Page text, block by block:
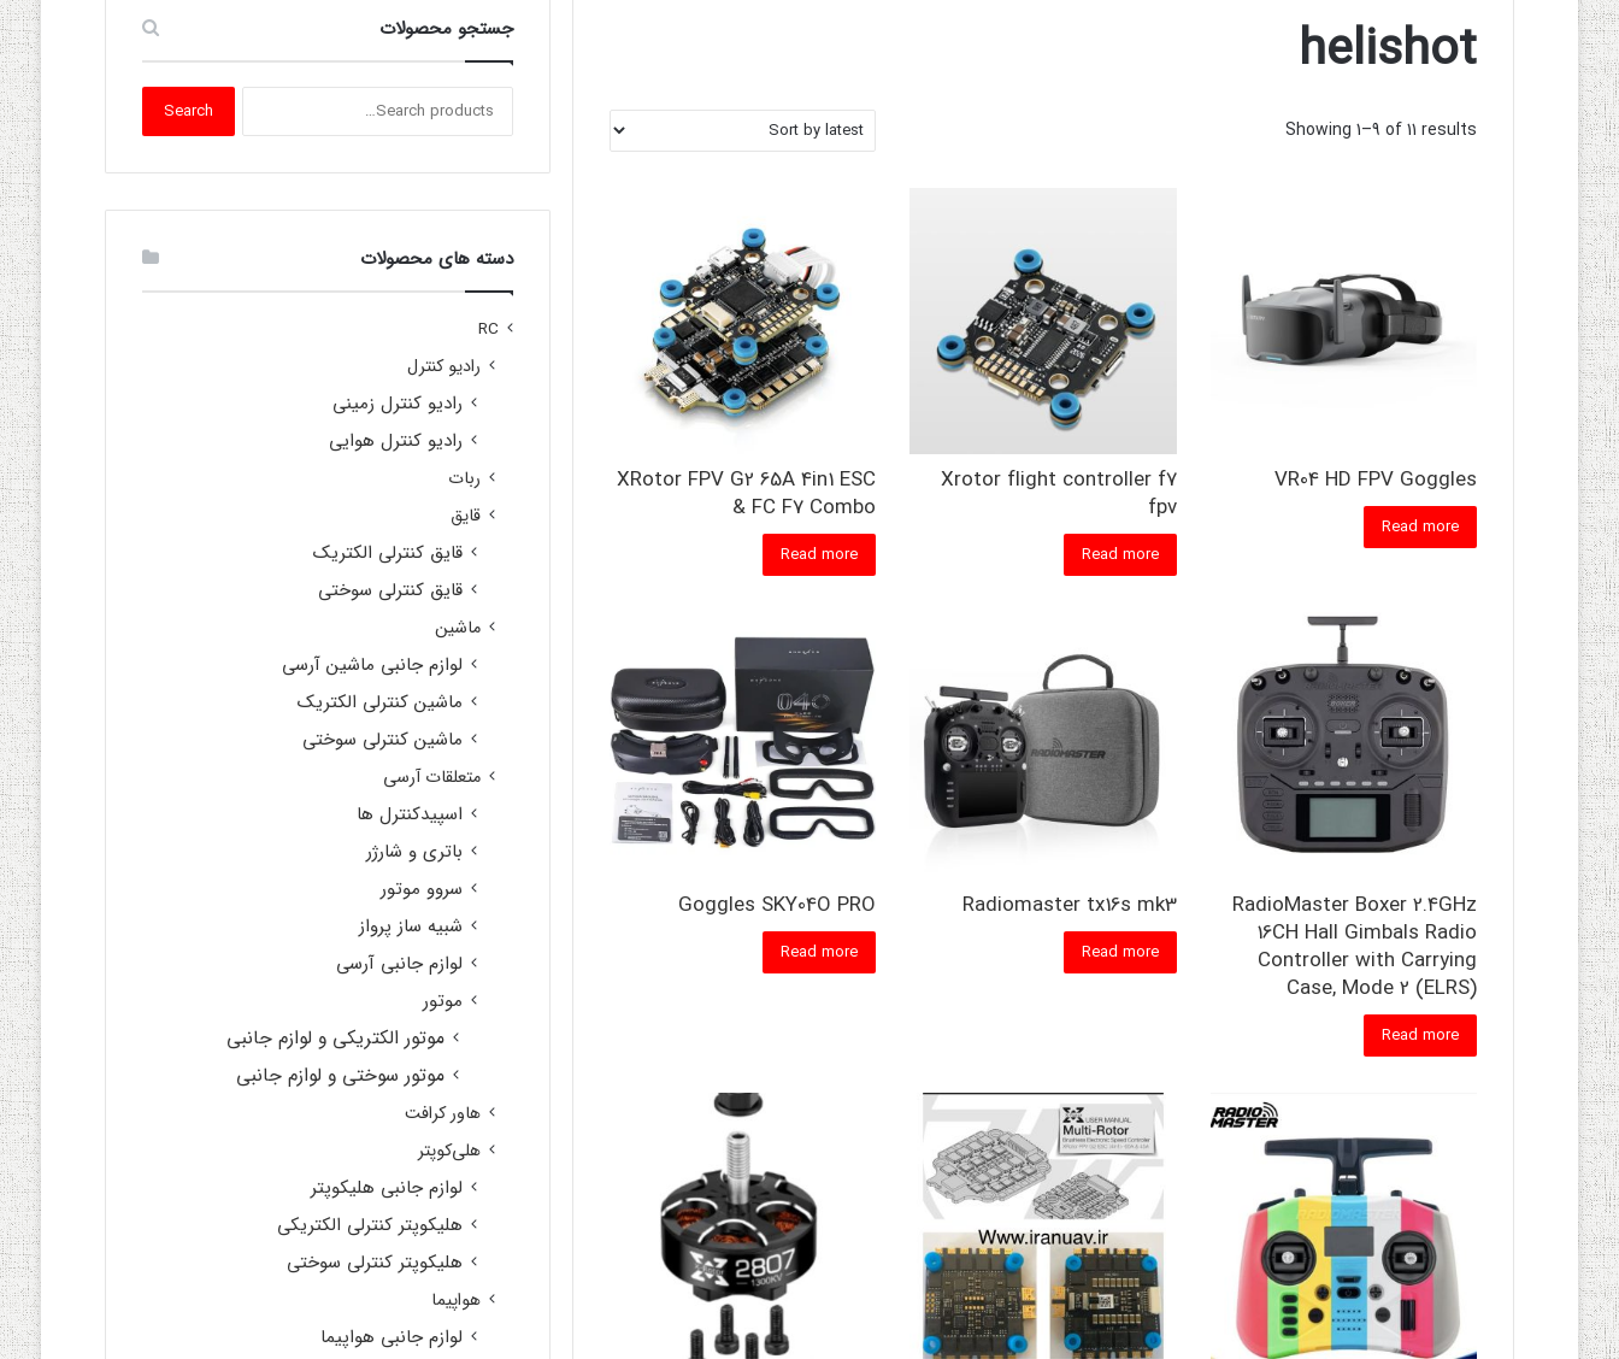
helishot
Showing 1–9 of 11 results
VR04 HD FPV Goggles
Read more
Xrotor flight controller f7
fpv
Read more
XRotor FPV G2 65A 4in1 ESC
& FC F7 Combo
Read more
RadioMaster Boxer 2.4GHz
16CH Hall Gimbals Radio
Controller with Carrying
Case, Mode 2 (ELRS)
Read more
Radiomaster tx16s mk3
Read more
Goggles SKY04O PRO
Read more
جستجو محصولات
Search
دسته های محصولات
RC
رادیو کنترل
رادیو کنترل زمینی
رادیو کنترل هوایی
ربات
قایق
قایق کنترلی الکتریک
قایق کنترلی سوختی
ماشین
لوازم جانبی ماشین آرسی
ماشین کنترلی الکتریک
ماشین کنترلی سوختی
متعلقات آرسی
اسپیدکنترل ها
باتری و شارژر
سروو موتور
شبیه ساز پرواز
لوازم جانبی آرسی
موتور
موتور الکتریکی و لوازم جانبی
موتور سوختی و لوازم جانبی
هاور کرافت
هلی‌کوپتر
لوازم جانبی هلیکوپتر
هلیکوپتر کنترلی الکتریکی
هلیکوپتر کنترلی سوختی
هواپیما
لوازم جانبی هواپیما